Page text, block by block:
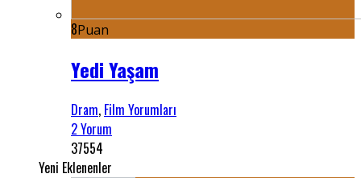
8Puan
Yedi Yaşam
Dram, Film Yorumları
2 Yorum
37554
Yeni Eklenenler